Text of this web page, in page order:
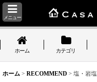
メニュー
ホーム カテゴリ
ホーム > RECOMMEND > 塩・岩塩